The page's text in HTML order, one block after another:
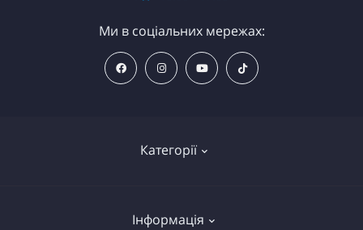
Категорії
Інформація
Ми в соціальних мережах: